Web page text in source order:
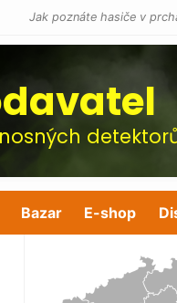
Jak poznáte hasiče v
Bazar E-shop